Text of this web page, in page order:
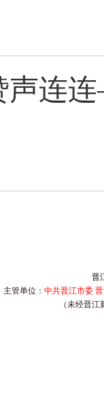
声连
晋
主管单位：中共晋江市委
（未经晋